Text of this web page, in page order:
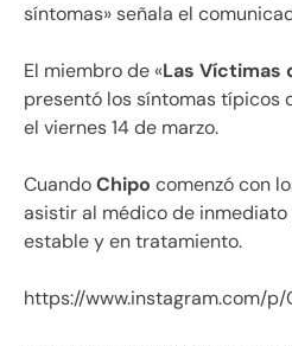
síntomas» señala el
El miembro de «Las Víctimas
presentó los síntomas típicos
el viernes 14 de marzo.
CuandoChipo comenzó con
asistir al médico de
estable y en tratamiento.
https://www.instagram.com/p/